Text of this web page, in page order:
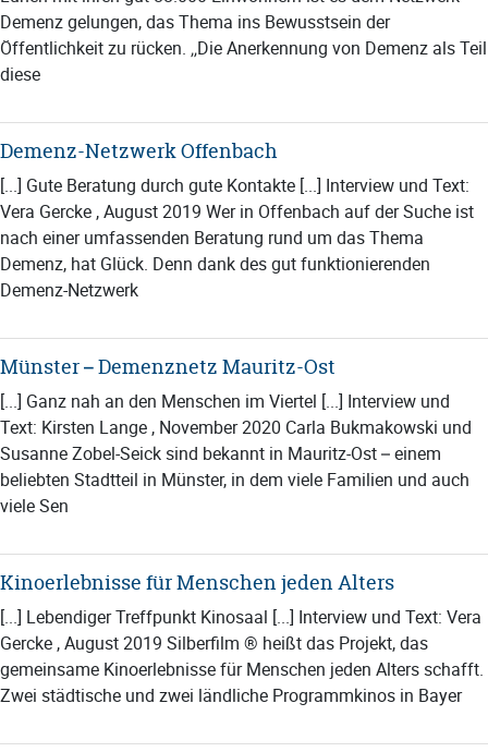
Demenz gelungen, das Thema ins Bewusstsein der
Öffentlichkeit zu rücken. „Die Anerkennung von Demenz als Teil
diese
Demenz-Netzwerk Offenbach
[...] Gute Beratung durch gute Kontakte [...] Interview und Text:
Vera Gercke , August 2019 Wer in Offenbach auf der Suche ist
nach einer umfassenden Beratung rund um das Thema
Demenz, hat Glück. Denn dank des gut funktionierenden
Demenz-Netzwerk
Münster – Demenznetz Mauritz-Ost
[...] Ganz nah an den Menschen im Viertel [...] Interview und
Text: Kirsten Lange , November 2020 Carla Bukmakowski und
Susanne Zobel-Seick sind bekannt in Mauritz-Ost – einem
beliebten Stadtteil in Münster, in dem viele Familien und auch
viele Sen
Kinoerlebnisse für Menschen jeden Alters
[...] Lebendiger Treffpunkt Kinosaal [...] Interview und Text: Vera
Gercke , August 2019 Silberfilm ® heißt das Projekt, das
gemeinsame Kinoerlebnisse für Menschen jeden Alters schafft.
Zwei städtische und zwei ländliche Programmkinos in Bayer